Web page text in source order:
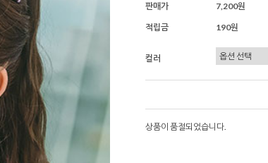
판매가
7,200원
적립금
190원
컬러
상품이 품절되었습니다.